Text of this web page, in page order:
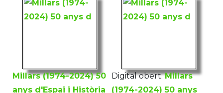
Millars (1974-2024) 50
anys d'Espai i Història
Digital obert: Millars
(1974-2024) 50 anys